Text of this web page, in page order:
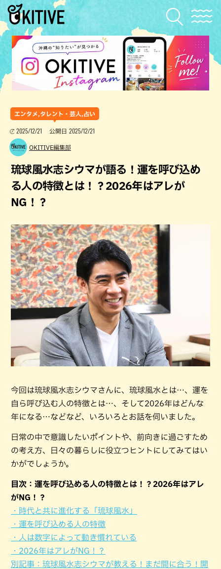
エンタメ,タレント・芸人,占い
2025/12/21 公開日 2025/12/21
OKITIVE編集部
琉球風水志シウマが語る！運を呼び込め
る人の特徴とは！？2026年はアレが
NG！？
今回は琉球風水志シウマさんに、琉球風水とは…、運を
自ら呼び込む人の特徴とは…、そして2026年はどんな
年になる…などなど、いろいろとお話を伺いました。
日常の中で意識したいポイントや、前向きに過ごすため
の考え方、日々の暮らしに役立つヒントにしてみてはい
かがでしょうか。
目次：運を呼び込める人の特徴とは！？2026年はアレ
がNG！？
・時代と共に進化する「琉球風水」
・運を呼び込める人の特徴
・人は数字によって動き慣れている
・2026年はアレがNG！？
別記事：琉球風水志シウマが教える！まだ間に合う！開